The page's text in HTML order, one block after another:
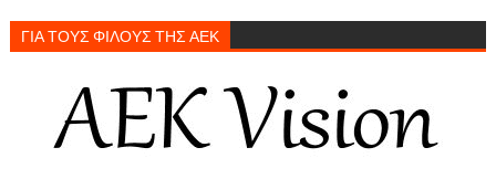
ΓΙΑ ΤΟΥΣ ΦΙΛΟΥΣ ΤΗΣ ΑΕΚ